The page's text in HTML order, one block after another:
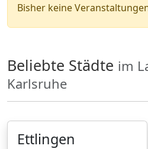
Bisher keine
Beliebte Städte im
Karlsruhe
Ettlingen